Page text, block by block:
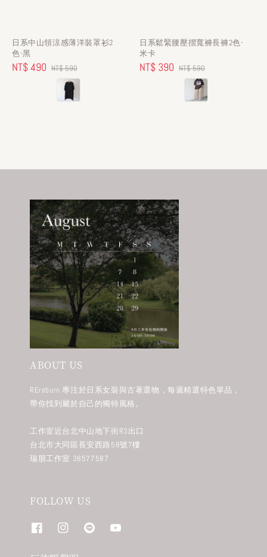
日系中山領涼感薄洋裝罩衫2
色-黑
Sale
NT$ 490 Regular
price
NT$ 590
日系鬆緊腰壓摺寬褲長褲2色-
米卡
Sale
NT$ 390 Regular
price
NT$ 590
ABOUT US
REreburn 專注於日系女裝與古著選物，每週精選特色單品，
帶你找到屬於自己的獨特風格。
工作室近台北中山地下街R3出口
台北市大同區長安西路58號7樓
瑞朋工作室 38577587
FOLLOW US